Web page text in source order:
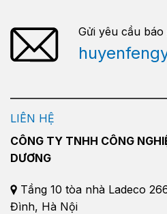
Gửi yêu cầu báo
LIÊN HỆ
CÔNG TY TNHH CÔNG
DƯƠNG
Tầng 10 tòa nhà Ladeco
Đình, Hà Nội